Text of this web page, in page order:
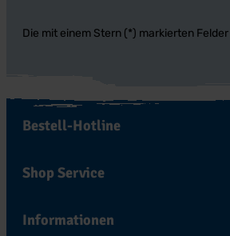
Die mit einem Stern (*) markierten
Bestell-Hotline
Shop Service
Informationen